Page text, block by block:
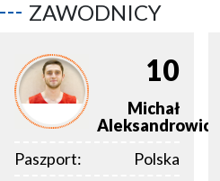
ZAWODNICY
10
Michał
Aleksandrowicz
Paszport:
Polska